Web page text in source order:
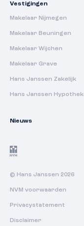
Vestigingen
Makelaar Nijmegen
Makelaar Beuningen
Makelaar Wijchen
Makelaar Grave
Hans Janssen Zakelijk
Hans Janssen
Nieuws
© Hans Janssen 2026
NVM voorwaarden
Privacystatement
Disclaimer